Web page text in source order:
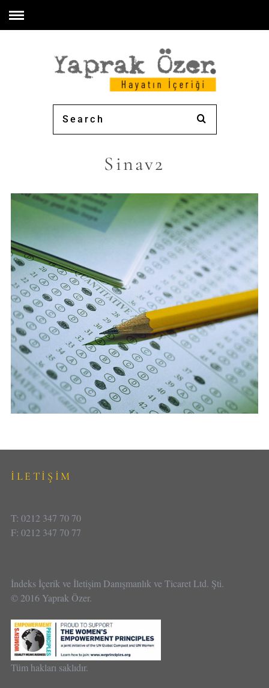
Sinav2
İLETİŞİM
T: 0212 347 70 70
F: 0212 347 70 77
İndeks İçerik ve İletişim Danışmanlık ve Ticaret Ltd. Şti.
© 2016 Yaprak Özer.
Tüm hakları saklıdır.